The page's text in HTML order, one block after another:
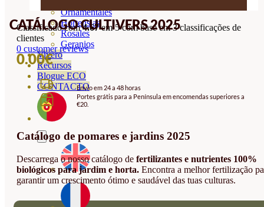
Ornamentales
Hortensias
Rosales
Geranios
Vivero
Recursos
Blogue ECO
CONTACTO
CATÁLOGO CULTIVERS 2025
Classificado com4.67em 5 com base em3classificações de
clientes
0 customer reviews
0.00€
Envio em 24 a 48 horas
Portes grátis para a Península em encomendas superiores a
€20.
Catálogo de pomares e jardins 2025
Descarrega o nosso catálogo de fertilizantes e nutrientes 100%
biológicos para jardim e horta. Encontra a melhor fertilização
garantir um crescimento ótimo e saudável das tuas culturas.